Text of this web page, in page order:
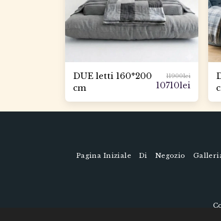
DUE letti 160*200
cm
11900lei
10710lei
Pagina Iniziale Di Negozio